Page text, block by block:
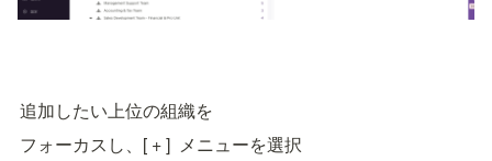
追加したい上位の組織を
フォーカスし、[ + ]  メニューを選択